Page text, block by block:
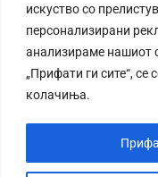
искуство со
персонализирани
анализираме нашиот
„Прифати ги сите“, се
колачиња.